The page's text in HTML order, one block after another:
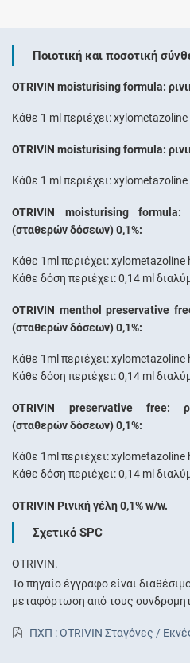
Ποιοτική και ποσοτική
OTRIVIN moisturising formula:
Κάθε 1 ml περιέχει:
OTRIVIN moisturising formula:
Κάθε 1 ml περιέχει:
OTRIVIN moisturising formula:
(σταθερών δόσεων) 0,1%:
Κάθε 1ml περιέχει:
Κάθε δόση περιέχει: 0,14 ml
OTRIVIN menthol preservative
(σταθερών δόσεων) 0,1%:
Κάθε 1ml περιέχει:
Κάθε δόση περιέχει: 0,14 ml
OTRIVIN preservative free:
(σταθερών δόσεων) 0,1%:
Κάθε 1ml περιέχει:
Κάθε δόση περιέχει: 0,14 ml
OTRIVIN Ρινική γέλη 0,1% w/w.
Σχετικό SPC
OTRIVIN.
Το πηγαίο έγγραφο είναι
μεταφόρτωση από τους
ΠΧΠ : OTRIVIN Σταγόνες /